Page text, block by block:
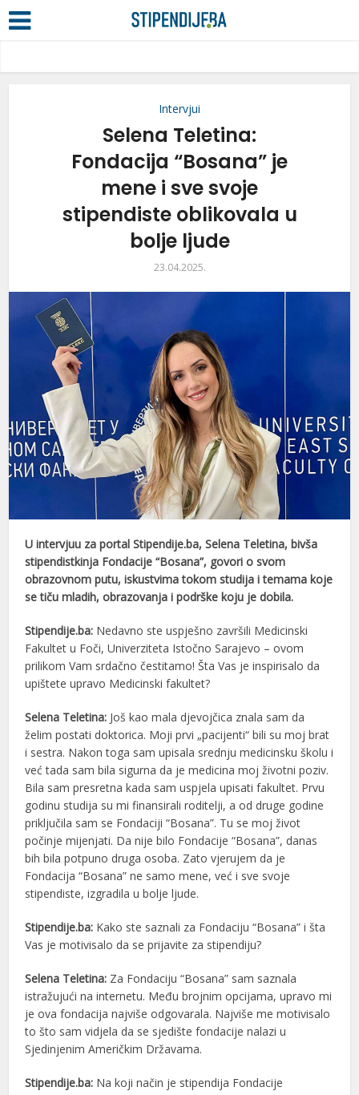
Intervjui
Selena Teletina:
Fondacija “Bosana” je
mene i sve svoje
stipendiste oblikovala u
bolje ljude
23.04.2025.
U intervjuu za portal Stipendije.ba, Selena Teletina, bivša
stipendistkinja Fondacije “Bosana”, govori o svom
obrazovnom putu, iskustvima tokom studija i temama koje
se tiču mladih, obrazovanja i podrške koju je dobila.
Stipendije.ba: Nedavno ste uspješno završili Medicinski
Fakultet u Foči, Univerziteta Istočno Sarajevo – ovom
prilikom Vam srdačno čestitamo! Šta Vas je inspirisalo da
upištete upravo Medicinski fakultet?
Selena Teletina: Još kao mala djevojčica znala sam da
želim postati doktorica. Moji prvi „pacijenti“ bili su moj brat
i sestra. Nakon toga sam upisala srednju medicinsku školu i
već tada sam bila sigurna da je medicina moj životni poziv.
Bila sam presretna kada sam uspjela upisati fakultet. Prvu
godinu studija su mi finansirali roditelji, a od druge godine
priključila sam se Fondaciji “Bosana”. Tu se moj život
počinje mijenjati. Da nije bilo Fondacije “Bosana”, danas
bih bila potpuno druga osoba. Zato vjerujem da je
Fondacija “Bosana” ne samo mene, već i sve svoje
stipendiste, izgradila u bolje ljude.
Stipendije.ba: Kako ste saznali za Fondaciju “Bosana” i šta
Vas je motivisalo da se prijavite za stipendiju?
Selena Teletina: Za Fondaciju “Bosana” sam saznala
istražujući na internetu. Među brojnim opcijama, upravo mi
je ova fondacija najviše odgovarala. Najviše me motivisalo
to što sam vidjela da se sjedište fondacije nalazi u
Sjedinjenim Američkim Državama.
Stipendije.ba: Na koji način je stipendija Fondacije